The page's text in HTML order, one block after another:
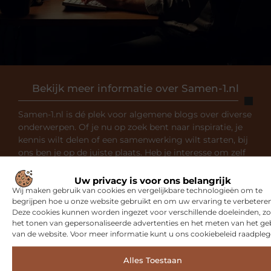
Uw privacy is voor ons belangrijk
Wij maken gebruik van cookies en vergelijkbare technologieën om te
begrijpen hoe u onze website gebruikt en om uw ervaring te
Deze cookies kunnen worden ingezet voor verschillende doeleinden,
het tonen van gepersonaliseerde advertenties en het meten van het
van de website. Voor meer informatie kunt u ons cookiebeleid
Alles Toestaan
Bekijk meer informatie over Samen-1.nl
Samen-1.nl is dé plek voor algemene blogs over diverse
onderwerpen. Of je nu op zoek bent naar inspiratie, je
kennis wilt delen of een samenwerking wilt starten, bij
ons ben je op de juiste plaats. Heb je interesse om zelf
aan bij onze community.
Over ons Ons team